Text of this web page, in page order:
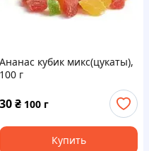
Ананас кубик микс(цукаты),
100 г
30₴ 100 г
Купить